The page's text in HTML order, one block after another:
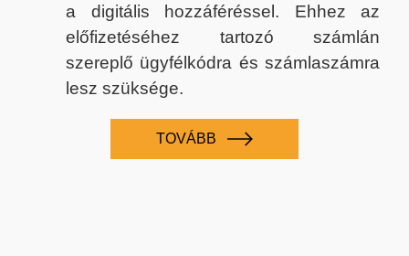
a digitális hozzáféréssel. Ehhez az
előfizetéséhez tartozó számlán
szereplő ügyfélkódra és számlaszámra
lesz szüksége.
TOVÁBB